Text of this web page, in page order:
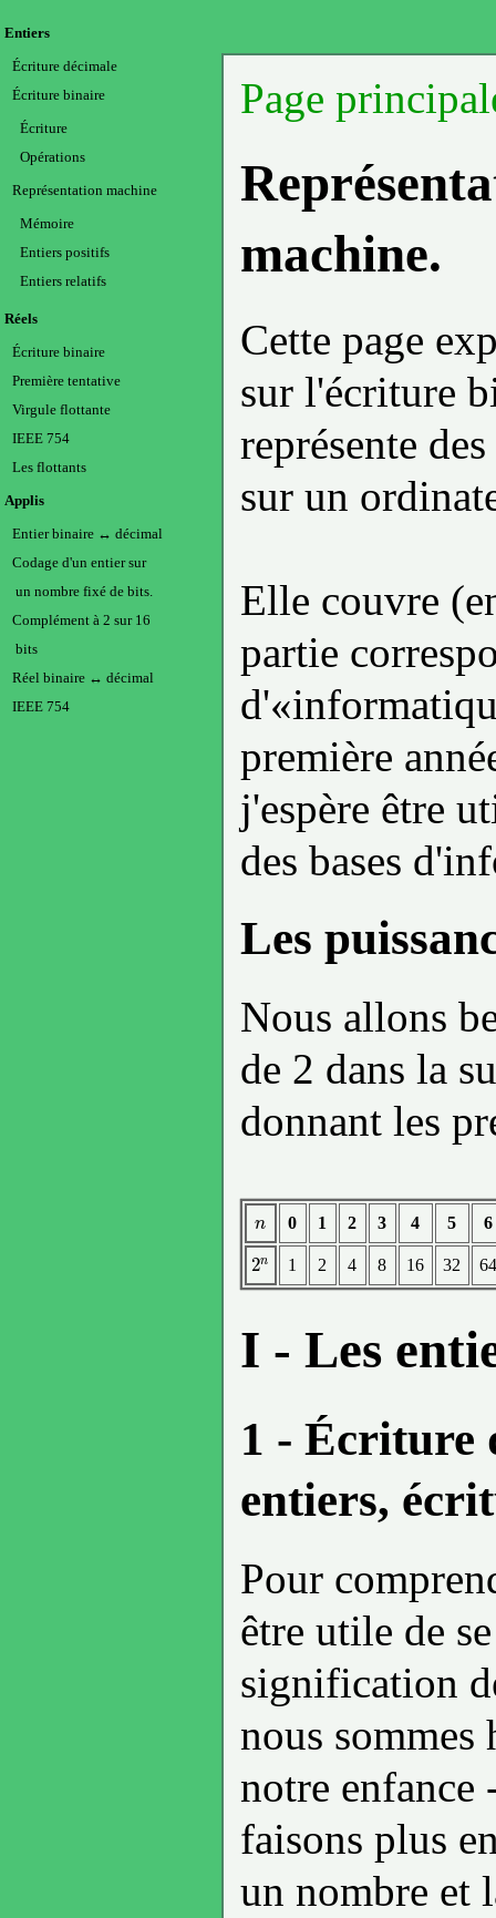
Entiers
Écriture décimale
Écriture binaire
Écriture
Opérations
Représentation machine
Mémoire
Entiers positifs
Entiers relatifs
Réels
Écriture binaire
Première tentative
Virgule flottante
IEEE 754
Les flottants
Applis
Entier binaire ↔ décimal
Codage d'un entier sur
un nombre fixé de bits.
Complément à 2 sur 16
bits
Réel binaire ↔ décimal
IEEE 754
Page
machine.
Cette page
sur l'écriture
représente
sur un
Elle couvre
partie
première
j'espère être
des bases
Les
Nous allons
de 2 dans la
donnant les
n
n 0 1 2 3 4 5 6
2n
2n 1 2 4 8 16 32
I - Les
1 - Écriture
entiers,
Pour
être utile de
signification
nous sommes
notre enfance
faisons plus
un nombre et